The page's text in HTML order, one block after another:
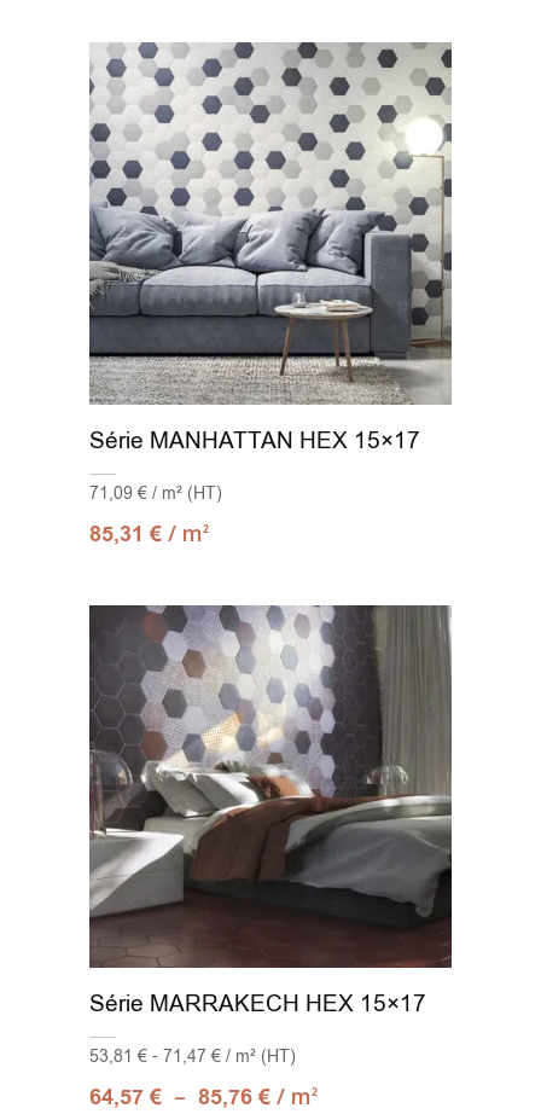
Série MANHATTAN HEX 15×17
71,09 € / m² (HT)
85,31€ / m2
Série MARRAKECH HEX 15×17
53,81 € - 71,47 € / m² (HT)
64,57€ – 85,76€ / m2